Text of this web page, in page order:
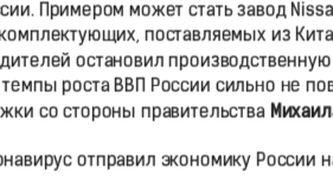
Примером может стать завод
поставляемых из
остановил
роста ВВП России сильно не
со стороны правительства
отправил экономику России